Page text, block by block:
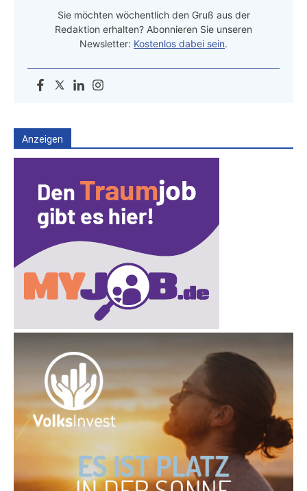
Sie möchten wöchentlich den Gruß aus der
Redaktion erhalten? Abonnieren Sie unseren
Newsletter: Kostenlos dabei sein.
Anzeigen